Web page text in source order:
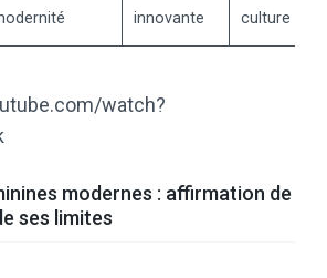
innovante
culture
watch?
modernes : affirmation de
ses limites